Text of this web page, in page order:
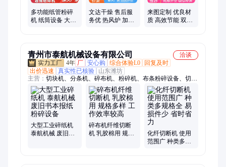
多功能纸管粉碎
机 纸筒设备 大型
文达干燥 售后服
务优 热风炉 加热
来图定制 优良材
质 高效节能 双锥
青州市泰航机械设备有限公司
洽谈
4年 厂 安心购 综合体验L0
回复及时
出价迅速
真实性已核验
山东潍坊
主营： 切块机、分条机、碎布机、粉碎机、布条粉碎设备、切麻
机、切纸机、切割机、乳胶棉、破碎机、切断机、短切机、破布
机、碎布设备、切断设备、乳胶切粒机、报纸纸盒切丝机
大型工业碎纸机
泰航机械 废旧书
碎布机纤维切断
机 乳胶棉用 规格
化纤切断机 使用
范围广 种类多规